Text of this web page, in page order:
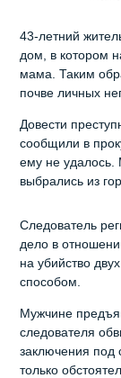
43-летний
дом, в котором
мама. Таким
почве личных
Довести
сообщили в
ему не удалось.
выбрались из
Следователь
дело в
на убийство
способом.
Мужчине
следователя
заключения под
только